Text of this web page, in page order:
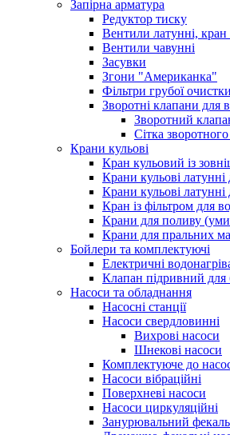
Запірна арматура
Редуктор тиску
Вентили латунні, кран
Вентили чавунні
Засувки
Згони "Американка"
Фільтри грубої
Зворотні клапани для
Зворотний
Сітка
Крани кульові
Кран кульовий із
Крани кульові латунні
Крани кульові латунні
Кран із фільтром для
Крани для поливу
Крани для пральних
Бойлери та комплектуючі
Електричні
Клапан підривний для
Насоси та обладнання
Насосні станції
Насоси свердловинні
Вихрові насоси
Шнекові насоси
Комплектуюче до
Насоси вібраційні
Поверхневі насоси
Насоси циркуляційні
Занурювальний